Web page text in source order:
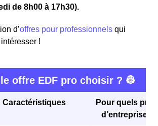
de 8h00 à 17h30).
d’offres pour professionnels qui
!
offre EDF pro choisir ? 👷
Caractéristiques
Pour quels
d’entreprises